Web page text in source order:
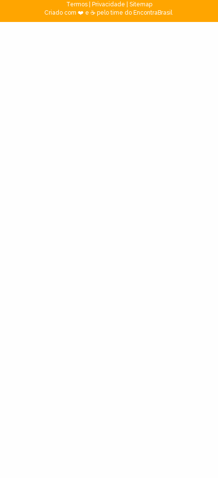
Termos| Privacidade
Sitemap
Criado com ❤️ e ☕ pelo time do EncontraBrasil